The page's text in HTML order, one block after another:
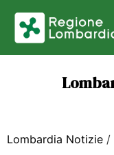
Lombardia Notizie /